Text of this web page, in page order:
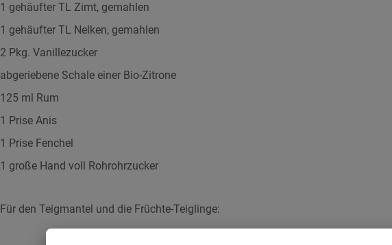
1 gehäufter TL Zimt, gemahlen
1 gehäufter TL Nelken, gemahlen
2 Pkg. Vanillezucker
abgeriebene Schale einer Bio-Zitrone
125 ml Rum
1 Prise Anis
1 Prise Fenchel
1 große Hand voll Rohrohrzucker
Für den Teigmantel und die Früchte-Teiglinge: